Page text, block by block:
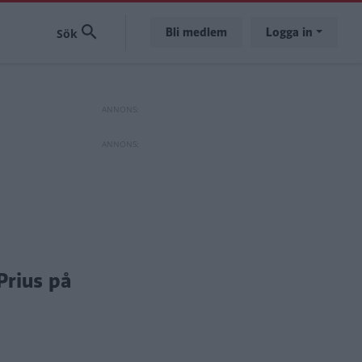
Bli medlem Logga in
på